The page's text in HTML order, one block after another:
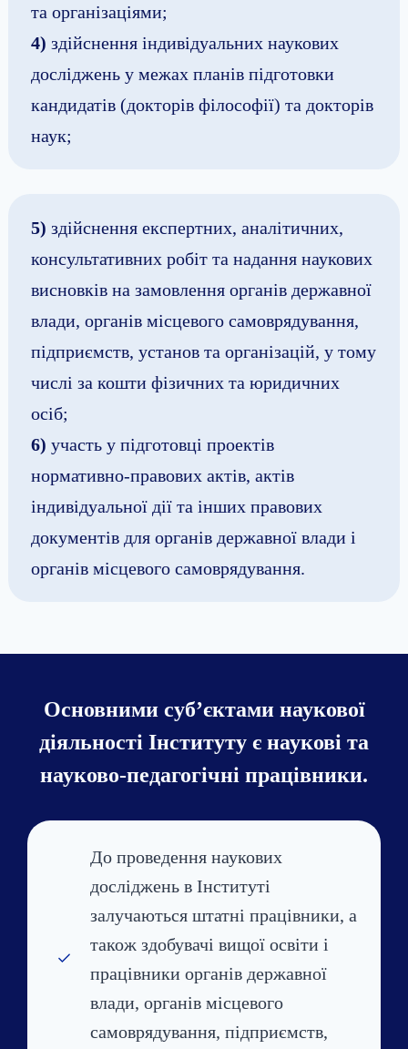
та організаціями;
4) здійснення індивідуальних наукових
досліджень у межах планів підготовки
кандидатів (докторів філософії) та докторів
наук;
5) здійснення експертних, аналітичних,
консультативних робіт та надання наукових
висновків на замовлення органів державної
влади, органів місцевого самоврядування,
підприємств, установ та організацій, у тому
числі за кошти фізичних та юридичних
осіб;
6) участь у підготовці проектів
нормативно-правових актів, актів
індивідуальної дії та інших правових
документів для органів державної влади і
органів місцевого самоврядування.
Основними суб’єктами наукової
діяльності Інституту є наукові та
науково-педагогічні працівники.
До проведення наукових
досліджень в Інституті
залучаються штатні працівники, а
також здобувачі вищої освіти і
працівники органів державної
влади, органів місцевого
самоврядування, підприємств,